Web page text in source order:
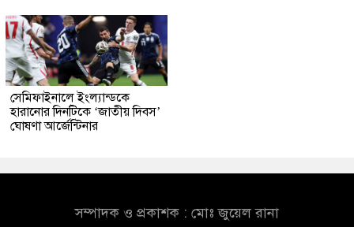
সেমিফাইনালে ইংল্যান্ডকে
হারানোর দিনটিকে ‘জাতীয় দিবস’
ঘোষণা আর্জেন্টিনার
সম্পাদক ও প্রকাশক : মোঃ জুয়েল রানা